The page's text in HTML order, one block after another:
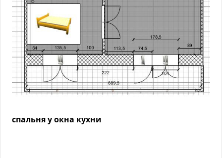
спальня у окна кухни